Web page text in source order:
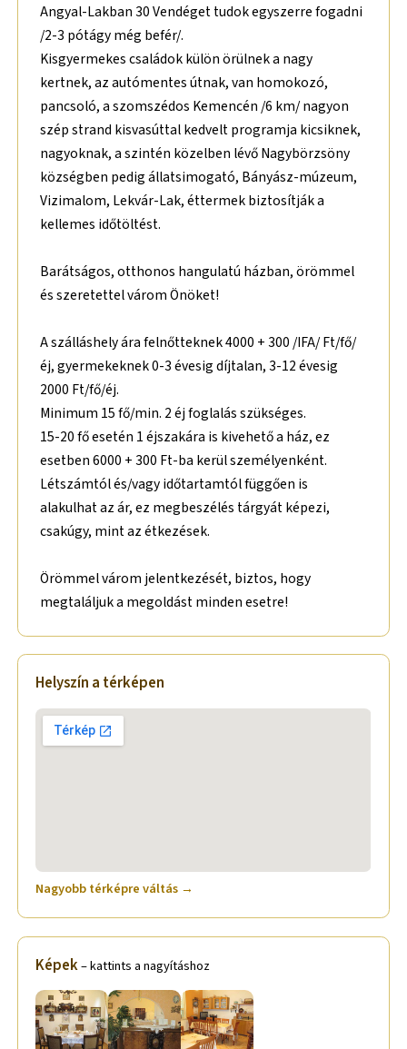
Angyal-Lakban 30 Vendéget tudok egyszerre fogadni
/2-3 pótágy még befér/.
Kisgyermekes családok külön örülnek a nagy
kertnek, az autómentes útnak, van homokozó,
pancsoló, a szomszédos Kemencén /6 km/ nagyon
szép strand kisvasúttal kedvelt programja kicsiknek,
nagyoknak, a szintén közelben lévő Nagybörzsöny
községben pedig állatsimogató, Bányász-múzeum,
Vizimalom, Lekvár-Lak, éttermek biztosítják a
kellemes időtöltést.
Barátságos, otthonos hangulatú házban, örömmel
és szeretettel várom Önöket!
A szálláshely ára felnőtteknek 4000 + 300 /IFA/ Ft/fő/
éj, gyermekeknek 0-3 évesig díjtalan, 3-12 évesig
2000 Ft/fő/éj.
Minimum 15 fő/min. 2 éj foglalás szükséges.
15-20 fő esetén 1 éjszakára is kivehető a ház, ez
esetben 6000 + 300 Ft-ba kerül személyenként.
Létszámtól és/vagy időtartamtól függően is
alakulhat az ár, ez megbeszélés tárgyát képezi,
csakúgy, mint az étkezések.
Örömmel várom jelentkezését, biztos, hogy
megtaláljuk a megoldást minden esetre!
Helyszín a térképen
Nagyobb térképre váltás →
Képek– kattints a nagyításhoz